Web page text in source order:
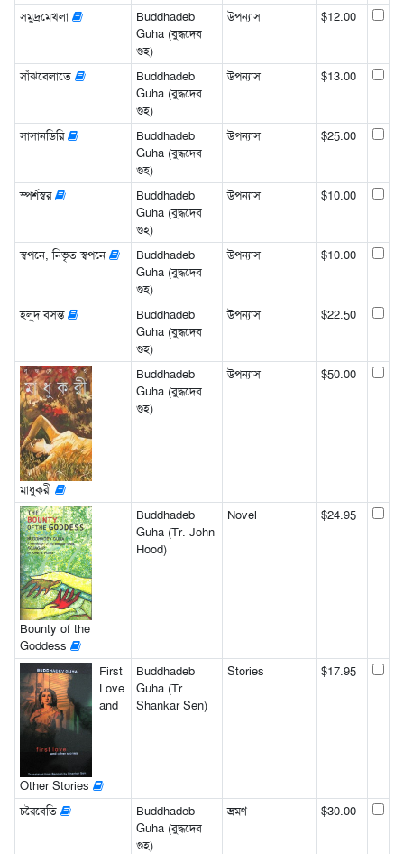
সমুদ্রমেখলা
Buddhadeb
Guha (বুদ্ধদেব
গুহ)
উপন্যাস $12.00
সাঁঝবেলাতে
Buddhadeb
Guha (বুদ্ধদেব
গুহ)
উপন্যাস $13.00
সাসানডিরি
Buddhadeb
Guha (বুদ্ধদেব
গুহ)
উপন্যাস $25.00
স্পর্শস্বর
Buddhadeb
Guha (বুদ্ধদেব
গুহ)
উপন্যাস $10.00
স্বপনে, নিভৃত স্বপনে
Buddhadeb
Guha (বুদ্ধদেব
গুহ)
উপন্যাস $10.00
হলুদ বসন্ত
Buddhadeb
Guha (বুদ্ধদেব
গুহ)
উপন্যাস $22.50
মাধুকরী
Buddhadeb
Guha (বুদ্ধদেব
গুহ)
উপন্যাস $50.00
Bounty of the
Goddess
Buddhadeb
Guha (Tr. John
Hood)
Novel $24.95
First
Love
and
Other Stories
Buddhadeb
Guha (Tr.
Shankar Sen)
Stories $17.95
চরৈবেতি
Buddhadeb
Guha (বুদ্ধদেব
গুহ)
ভ্রমণ $30.00